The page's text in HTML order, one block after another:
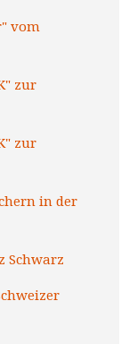
vom
zur
zur
in der
Schwarz